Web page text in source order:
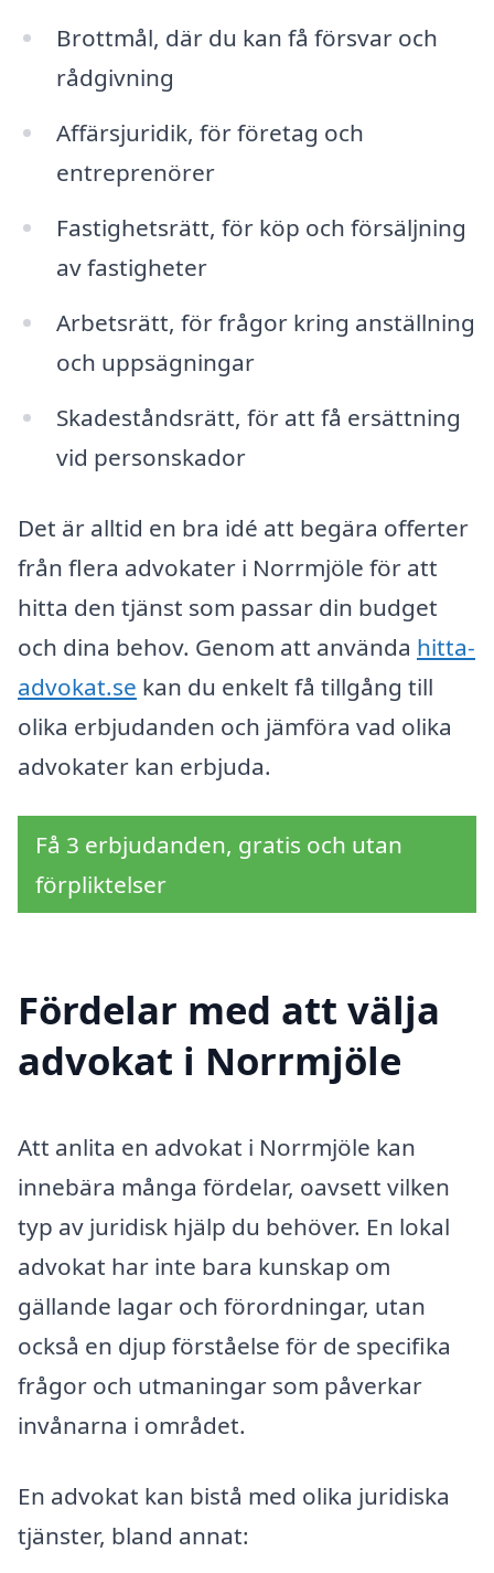
Brottmål, där du kan få försvar och
rådgivning
Affärsjuridik, för företag och
entreprenörer
Fastighetsrätt, för köp och försäljning
av fastigheter
Arbetsrätt, för frågor kring anställning
och uppsägningar
Skadeståndsrätt, för att få ersättning
vid personskador
Det är alltid en bra idé att begära offerter
från flera advokater i Norrmjöle för att
hitta den tjänst som passar din budget
och dina behov. Genom att använda hitta-
advokat.se kan du enkelt få tillgång till
olika erbjudanden och jämföra vad olika
advokater kan erbjuda.
Få 3 erbjudanden, gratis och utan
förpliktelser
Fördelar med att välja
advokat i Norrmjöle
Att anlita en advokat i Norrmjöle kan
innebära många fördelar, oavsett vilken
typ av juridisk hjälp du behöver. En lokal
advokat har inte bara kunskap om
gällande lagar och förordningar, utan
också en djup förståelse för de specifika
frågor och utmaningar som påverkar
invånarna i området.
En advokat kan bistå med olika juridiska
tjänster, bland annat: